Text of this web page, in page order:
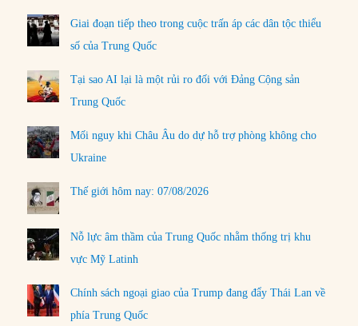
Giai đoạn tiếp theo trong cuộc trấn áp các dân tộc thiểu
số của Trung Quốc
Tại sao AI lại là một rủi ro đối với Đảng Cộng sản
Trung Quốc
Mối nguy khi Châu Âu do dự hỗ trợ phòng không cho
Ukraine
Thế giới hôm nay: 07/08/2026
Nỗ lực âm thầm của Trung Quốc nhằm thống trị khu
vực Mỹ Latinh
Chính sách ngoại giao của Trump đang đẩy Thái Lan về
phía Trung Quốc